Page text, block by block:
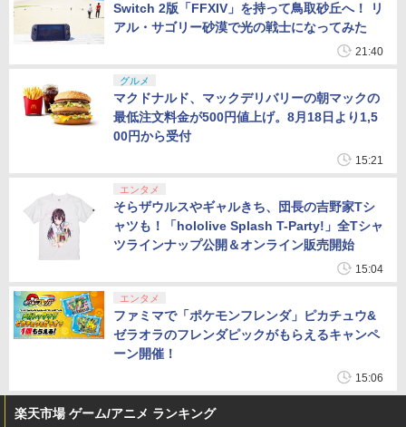
Switch 2版「FFXIV」を持って鳥取砂丘へ！ リ
アル・サゴリー砂漠で光の戦士になってみた
21:40
グルメ
マクドナルド、マックデリバリーの朝マックの
最低注文料金が500円値上げ。8月18日より1,5
00円から受付
15:21
エンタメ
そらザウルスやギャルきち、団長の吉野家Tシ
ャツも！「hololive Splash T-Party!」全Tシャ
ツラインナップ公開＆オンライン販売開始
15:04
エンタメ
ファミマで「ポケモンフレンダ」ピカチュウ&
ゼラオラのフレンダピックがもらえるキャンペ
ーン開催！
15:06
楽天市場 ゲーム/アニメ ランキング